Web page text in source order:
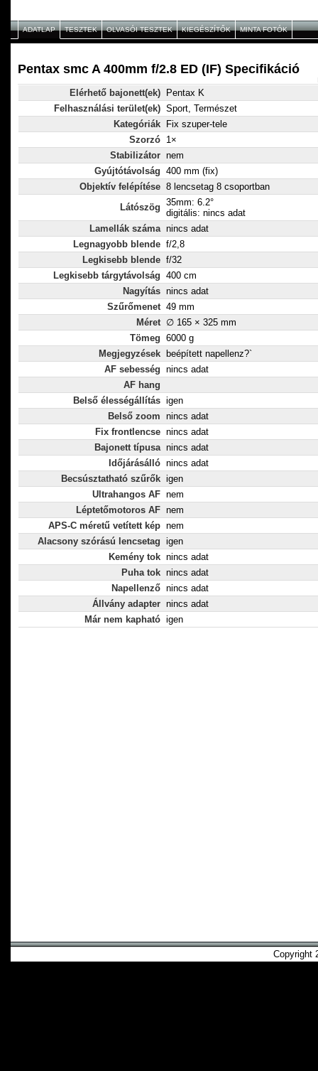
ADATLAP TESZTEK OLVASÓI TESZTEK KIEGÉSZÍTŐK MINTA FOTÓK
Pentax smc A 400mm f/2.8 ED (IF) Specifikáció
Elérhető bajonett(ek)
Pentax K
Felhasználási terület(ek) Sport, Természet
Kategóriák
Fix szuper-tele
Szorzó 1×
Stabilizátor nem
Gyújtótávolság 400 mm (fix)
Objektív felépítése 8 lencsetag 8 csoportban
Látószög 35mm: 6.2°
digitális: nincs adat
Lamellák száma nincs adat
Legnagyobb blende f/2,8
Legkisebb blende f/32
Legkisebb tárgytávolság 400 cm
Nagyítás nincs adat
Szűrőmenet 49 mm
Méret ∅ 165 × 325 mm
Tömeg 6000 g
Megjegyzések
beépített napellenz?`
AF sebesség nincs adat
AF hang
Belső élességállítás igen
Belső zoom nincs adat
Fix frontlencse nincs adat
Bajonett típusa nincs adat
Időjárásálló nincs adat
Becsúsztatható szűrők igen
Ultrahangos AF nem
Léptetőmotoros AF nem
APS-C méretű vetített kép nem
Alacsony szórású lencsetag igen
Kemény tok nincs adat
Puha tok nincs adat
Napellenző nincs adat
Állvány adapter nincs adat
Már nem kapható igen
Copyright